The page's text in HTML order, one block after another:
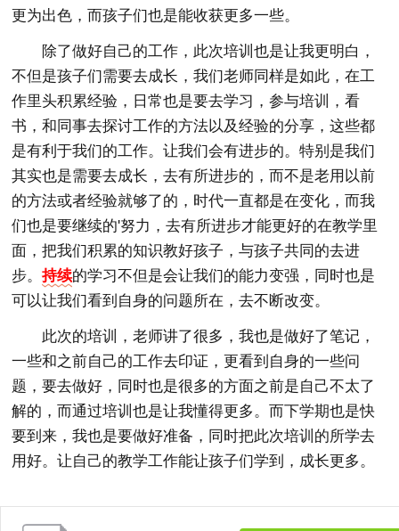
更为出色，而孩子们也是能收获更多一些。
除了做好自己的工作，此次培训也是让我更明白，
不但是孩子们需要去成长，我们老师同样是如此，在工
作里头积累经验，日常也是要去学习，参与培训，看
书，和同事去探讨工作的方法以及经验的分享，这些都
是有利于我们的工作。让我们会有进步的。特别是我们
其实也是需要去成长，去有所进步的，而不是老用以前
的方法或者经验就够了的，时代一直都是在变化，而我
们也是要继续的'努力，去有所进步才能更好的在教学里
面，把我们积累的知识教好孩子，与孩子共同的去进
步。持续的学习不但是会让我们的能力变强，同时也是
可以让我们看到自身的问题所在，去不断改变。
此次的培训，老师讲了很多，我也是做好了笔记，
一些和之前自己的工作去印证，更看到自身的一些问
题，要去做好，同时也是很多的方面之前是自己不太了
解的，而通过培训也是让我懂得更多。而下学期也是快
要到来，我也是要做好准备，同时把此次培训的所学去
用好。让自己的教学工作能让孩子们学到，成长更多。